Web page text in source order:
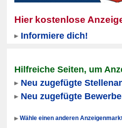
Hier kostenlose
Informiere dich!
Hilfreiche Seiten, um
Neu zugefügte
Neu zugefügte
Wähle einen anderen